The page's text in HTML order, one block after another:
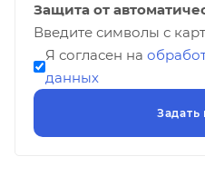
Защита от
Введите символы с
Я согласен на
данных